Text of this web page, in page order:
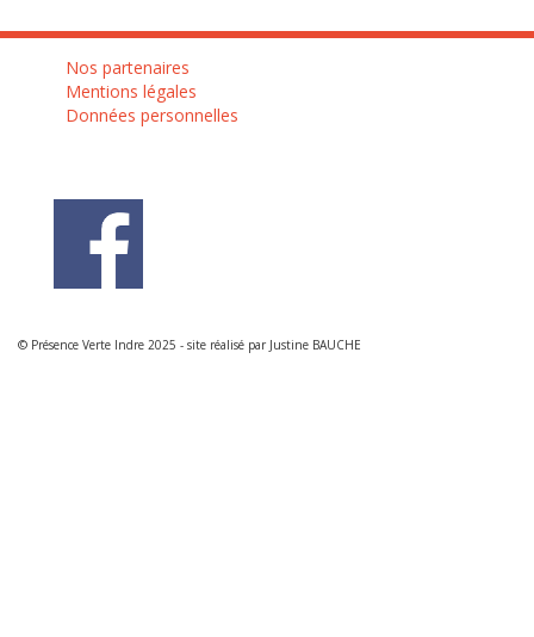
Nos partenaires
Mentions légales
Données personnelles
© Présence Verte Indre 2025 - site réalisé par Justine BAUCHE